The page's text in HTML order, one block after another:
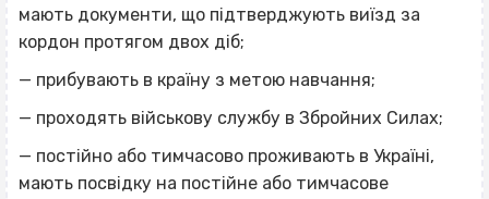
мають документи, що підтверджують виїзд за
кордон протягом двох діб;
— прибувають в країну з метою навчання;
— проходять військову службу в Збройних Силах;
— постійно або тимчасово проживають в Україні,
мають посвідку на постійне або тимчасове